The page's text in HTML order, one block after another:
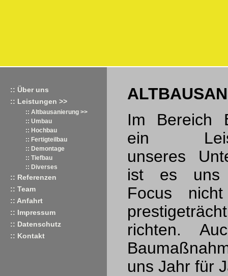
:: Über uns
:: Leistungen >>
:: Altbausanierung >>
:: Umbau
:: Hochbau
:: Fertigteilbau
:: Demontage
:: Tiefbau
:: Diverses
:: Referenzen
:: Team
:: Anfahrt
:: Impressum
:: Datenschutz
:: Kontakt
Im Bereich
ein
unseres
ist es uns
Focus
richten.
uns Jahr für